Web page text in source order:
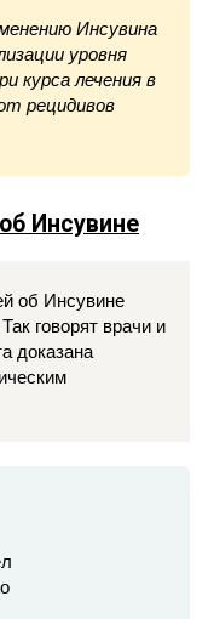
Инсувина
уровня
курса лечения в
рецидивов
Инсувине
об Инсувине
говорят врачи и
доказана